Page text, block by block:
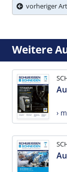
vorheriger
Weitere
›